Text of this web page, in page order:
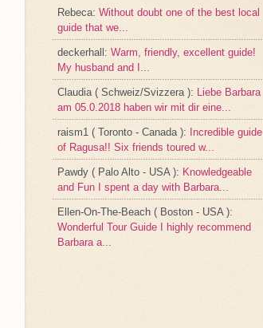
Rebeca: Without doubt one of the best local
guide that we...
deckerhall: Warm, friendly, excellent guide!
My husband and I...
Claudia ( Schweiz/Svizzera ): Liebe Barbara
am 05.0.2018 haben wir mit dir eine...
raism1 ( Toronto - Canada ): Incredible guide
of Ragusa!! Six friends toured w...
Pawdy ( Palo Alto - USA ): Knowledgeable
and Fun I spent a day with Barbara...
Ellen-On-The-Beach ( Boston - USA ):
Wonderful Tour Guide I highly recommend
Barbara a...